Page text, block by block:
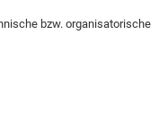
bzw. organisatorische